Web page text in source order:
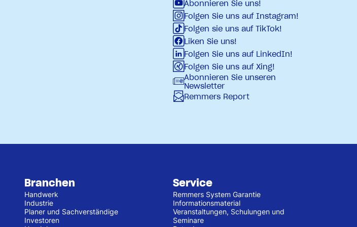
Abonnieren Sie uns!
Folgen Sie uns auf Instagram!
Folgen sie uns auf TikTok!
Liken Sie uns!
Folgen Sie uns auf LinkedIn!
Folgen Sie uns auf Xing!
Abonnieren Sie unseren
Newsletter
Remmers Report
Branchen
Handwerk
Industrie
Planer und Sachverständige
Investoren
Service
Remmers System Garantie
Informationsmaterial
Veranstaltungen, Schulungen und
Seminare